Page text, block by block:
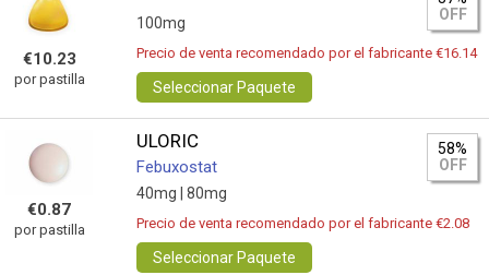
€10.23
por pastilla
100mg
OFF
Precio de venta recomendado por el fabricante €16.14
Seleccionar Paquete
€0.87
por pastilla
ULORIC
Febuxostat
40mg | 80mg
58%
OFF
Precio de venta recomendado por el fabricante €2.08
Seleccionar Paquete